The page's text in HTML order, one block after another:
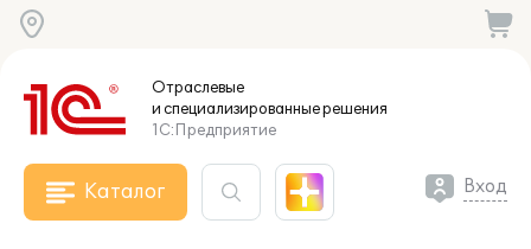
Отраслевые
и специализированныерешения
1С:Предприятие
Каталог Вход